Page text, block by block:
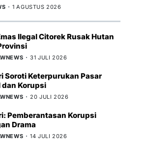
1 AGUSTUS 2026
Ilegal Citorek Rusak Hutan
31 JULI 2026
Soroti Keterpurukan Pasar
Korupsi
20 JULI 2026
Pemberantasan Korupsi
Drama
14 JULI 2026